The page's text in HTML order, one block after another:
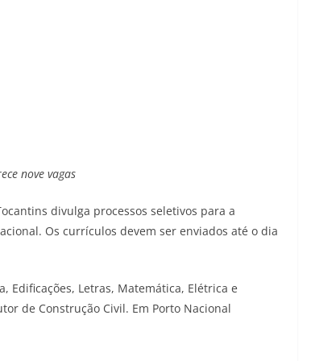
nove vagas
divulga processos seletivos para a
Os currículos devem ser enviados até o dia
Edificações, Letras, Matemática, Elétrica e
de Construção Civil. Em Porto Nacional